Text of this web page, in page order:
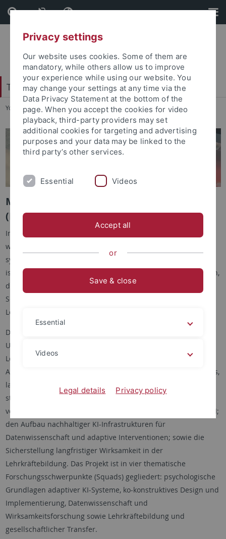
Skip
to
content
Skip
to
footer
Tübingen Center for Digital Education
You are here: Startseite ... MATE
Machine Learning for Adaptive Teaching
(MATE)
Im Projekt „
Adaptive Teaching (MATE)“
wird adaptives Lehren und Lernen mit Hilfe generativer KI
systematisch erforscht und in die Schulpraxis überführt. Ziel
ist es, evidenzbasierte, KI-gestützte Lernsysteme zu entwickeln,
die individuell auf die Bedürfnisse von Schülerinnen und
Schülern eingehen und damit sowohl nachhaltige
Lernleistungen als auch Bildungsgerechtigkeit fördern.
Das Projekt baut auf vorherigen Arbeiten zu adaptivem
Unterricht auf – darunter technologiegestützte adaptive
Lehreinheiten sowie KI-basierte
Aufgabengeneratoren – und überführt diese in ein kohärentes,
langfristiges Forschungsprogramm. MATE verfolgt drei
strategische Ziele: die Transdisziplinarität durch Integration
von Bildungsforschung, Psychologie, Fachdidaktik, Ethik und KI;
den Aufbau nachhaltiger KI-Infrastrukturen für
Datenwissenschaft und adaptive Interventionen; sowie die
Sicherstellung langfristiger Wirksamkeit in der
Lehrkräftebildung. Das Projekt ist in vier thematische
Forschungsschwerpunkte (Squads) gegliedert: psychologische
Grundlagen adaptiver KI-Systeme, ko-konstruktives Design und
Implementierung, Datenwissenschaft und
Wirksamkeitsforschung sowie Lehrkräftebildung und
gesellschaftlicher Transfer.
Privacy settings
Our website uses cookies. Some of them are
mandatory, while others allow us to improve
your experience while using our website. You
may change your settings at any time via the
Data Privacy Statement at the bottom of the
page. When you accept the cookies for video
playback, third-party providers may set
additional cookies for targeting and advertising
purposes and your data may be linked to the
third party’s other services.
Essential Videos
Accept all
or
Save & close
Essential
Videos
Legal details Privacy policy